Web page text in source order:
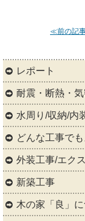
≪前の記
レポート
耐震・断熱・
水周り/収納/内
どんな工事で
外装工事/エク
新築工事
木の家「良」